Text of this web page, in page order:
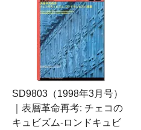
SD9803（1998年3月号）
｜表層革命再考: チェコの
キュビズム-ロンドキュビ